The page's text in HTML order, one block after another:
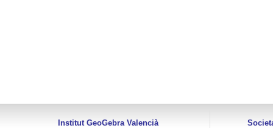
Institut GeoGebra Valencià